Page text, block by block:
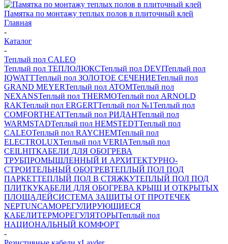
Памятка по монтажу теплых полов в плиточный клей
Главная
-
Каталог
-
Теплый пол CALEO
Теплый пол ТЕПЛОЛЮКСТеплый пол DEVIТеплый пол
IQWATTТеплый пол ЗОЛОТОЕ СЕЧЕНИЕТеплый пол
GRAND MEYERТеплый пол ATOMТеплый пол
NEXANSТеплый пол THERMOТеплый пол ARNOLD
RAKТеплый пол ERGERTТеплый пол №1Теплый пол
COMFORTHEATТеплый пол РИДАНТеплый пол
WARMSTADТеплый пол HEMSTEDTТеплый пол
CALEOТеплый пол RAYCHEMТеплый пол
ELECTROLUXТеплый пол VERIAТеплый пол
CEILHITКАБЕЛИ ДЛЯ ОБОГРЕВА
ТРУБПРОМЫШЛЕННЫЙ И АРХИТЕКТУРНО-
СТРОИТЕЛЬНЫЙ ОБОГРЕВТЕПЛЫЙ ПОЛ ПОД
ПАРКЕТТЕПЛЫЙ ПОЛ В СТЯЖКУТЕПЛЫЙ ПОЛ ПОД
ПЛИТКУКАБЕЛИ ДЛЯ ОБОГРЕВА КРЫШ И ОТКРЫТЫХ
ПЛОЩАДЕЙСИСТЕМА ЗАЩИТЫ ОТ ПРОТЕЧЕК
NEPTUNСАМОРЕГУЛИРУЮЩИЕСЯ
КАБЕЛИТЕРМОРЕГУЛЯТОРЫТеплый пол
НАЦИОНАЛЬНЫЙ КОМФОРТ
-